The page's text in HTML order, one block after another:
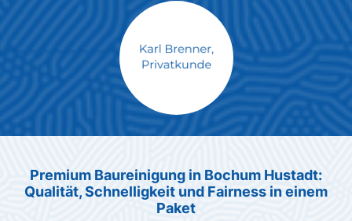
Max Mustermann
Premium Baureinigung in Bochum Hustadt:
Qualität, Schnelligkeit und Fairness in einem
Paket